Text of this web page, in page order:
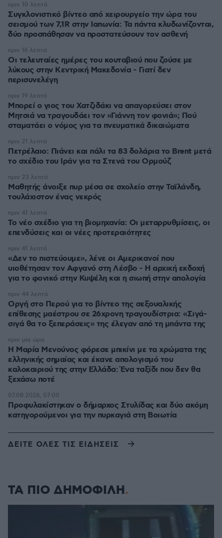
Συγκλονιστικό βίντεο από χειρουργείο την ώρα του
σεισμού των 7,1R στην Ιαπωνία: Τα πάντα κλυδωνίζονται,
δύο προσπάθησαν να προστατεύσουν τον ασθενή
πριν 10 λεπτά
Οι τελευταίες ημέρες του κουταβιού που ζούσε με
λύκους στην Κεντρική Μακεδονία - Γιατί δεν
περισυνελέγη
πριν 16 λεπτά
Μπορεί ο γιος του Χατζιδάκι να απαγορεύσει στον
Μητσιά να τραγουδάει τον «Γιάννη τον φονιά»; Πού
σταματάει ο νόμος για τα πνευματικά δικαιώματα
πριν 19 λεπτά
Πετρέλαιο: Πιάνει και πάλι τα 83 δολάρια το Brent μετά
το σχέδιο του Ιράν για τα Στενά του Ορμούζ
πριν 21 λεπτά
Μαθητής άνοιξε πυρ μέσα σε σχολείο στην Ταϊλάνδη,
τουλάχιστον ένας νεκρός
πριν 23 λεπτά
Το νέο σχέδιο για τη βιομηχανία: Οι μεταρρυθμίσεις, οι
επενδύσεις και οι νέες προτεραιότητες
πριν 41 λεπτά
«Δεν το πιστεύουμε», λένε οι Αμερικανοί που
υιοθέτησαν τον Αφγανό στη Λέσβο - Η αρχική εκδοχή
για το φονικό στην Κυψέλη και η σιωπή στην απολογία
πριν 41 λεπτά
Οργή στο Περού για το βίντεο της σεξουαλικής
επίθεσης μαέστρου σε 26χρονη τραγουδίστρια: «Σιγά-
σιγά θα το ξεπεράσεις» της έλεγαν από τη μπάντα της
πριν 44 λεπτά
Η Μαρία Μενούνος φόρεσε μπικίνι με τα χρώματα της
ελληνικής σημαίας και έκανε απολογισμό του
καλοκαιριού της στην Ελλάδα: Ένα ταξίδι που δεν θα
ξεχάσω ποτέ
πριν μία ώρα
Προφυλακίστηκαν ο δήμαρχος Στυλίδας και δύο ακόμη
κατηγορούμενοι για την πυρκαγιά στη Βοιωτία
07.08.2026, 07:00
ΔΕΙΤΕ ΟΛΕΣ ΤΙΣ ΕΙΔΗΣΕΙΣ
ΤΑ ΠΙΟ ΔΗΜΟΦΙΛΗ